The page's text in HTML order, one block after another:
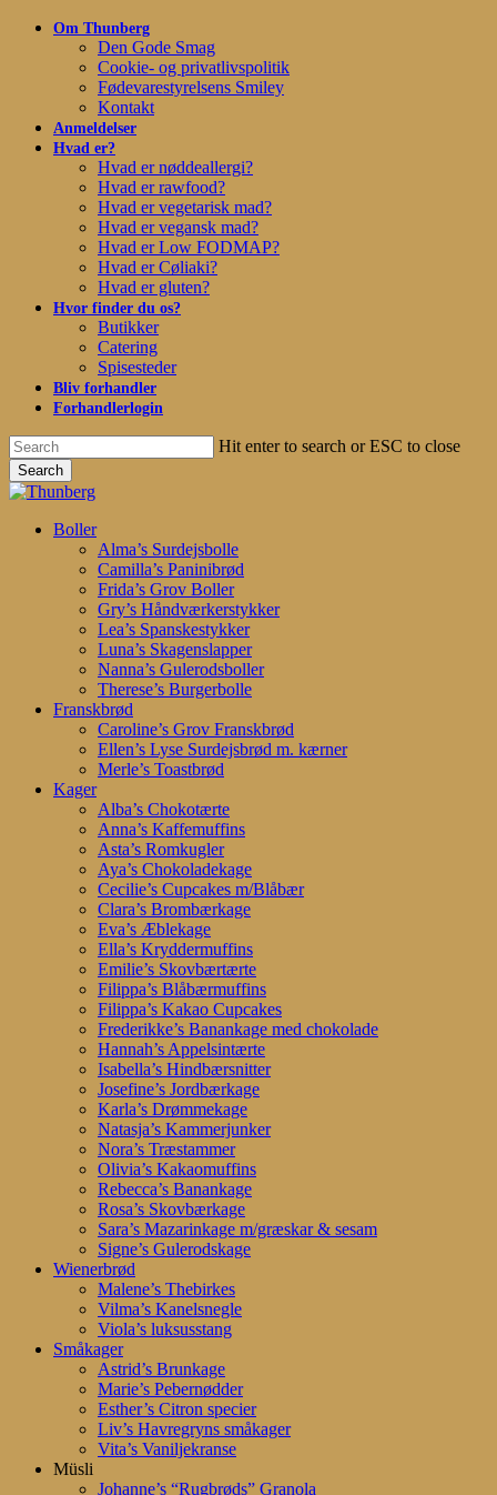
Skip
Om Thunberg
Den Gode Smag
Cookie- og privatlivspolitik
Fødevarestyrelsens Smiley
Kontakt
Anmeldelser
Hvad er?
Hvad er nøddeallergi?
Hvad er rawfood?
Hvad er vegetarisk mad?
Hvad er vegansk mad?
Hvad er Low FODMAP?
Hvad er Cøliaki?
Hvad er gluten?
Hvor finder du os?
Butikker
Catering
Spisesteder
Bliv forhandler
Forhandlerlogin
Hit enter to search or ESC to close
Search
Close
search
account
Menu
Boller
Alma’s Surdejsbolle
Camilla’s Paninibrød
Frida’s Grov Boller
Gry’s Håndværkerstykker
Lea’s Spanskestykker
Luna’s Skagenslapper
Nanna’s Gulerodsboller
Therese’s Burgerbolle
Franskbrød
Caroline’s Grov Franskbrød
Ellen’s Lyse Surdejsbrød m. kærner
Merle’s Toastbrød
Kager
Alba’s Chokotærte
Anna’s Kaffemuffins
Asta’s Romkugler
Aya’s Chokoladekage
Cecilie’s Cupcakes m/Blåbær
Clara’s Brombærkage
Eva’s Æblekage
Ella’s Kryddermuffins
Emilie’s Skovbærtærte
Filippa’s Blåbærmuffins
Filippa’s Kakao Cupcakes
Frederikke’s Banankage med chokolade
Hannah’s Appelsintærte
Isabella’s Hindbærsnitter
Josefine’s Jordbærkage
Karla’s Drømmekage
Natasja’s Kammerjunker
Nora’s Træstammer
Olivia’s Kakaomuffins
Rebecca’s Banankage
Rosa’s Skovbærkage
Sara’s Mazarinkage m/græskar & sesam
Signe’s Gulerodskage
Wienerbrød
Malene’s Thebirkes
Vilma’s Kanelsnegle
Viola’s luksusstang
Småkager
Astrid’s Brunkage
Marie’s Pebernødder
Esther’s Citron specier
Liv’s Havregryns småkager
Vita’s Vaniljekranse
Müsli
Johanne’s “Rugbrøds” Granola